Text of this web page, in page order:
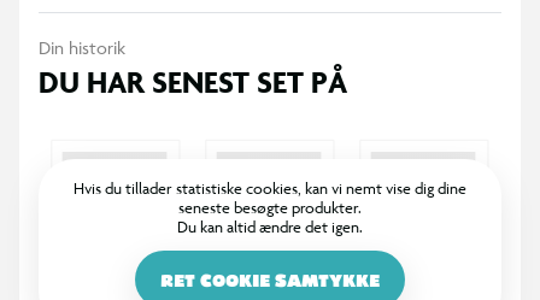
Din historik
DU HAR SENEST SET PÅ
Hvis du tillader statistiske cookies, kan vi nemt vise dig dine
seneste besøgte produkter.
Du kan altid ændre det igen.
RET COOKIE SAMTYKKE